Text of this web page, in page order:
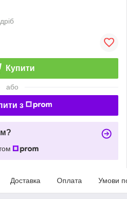
Купити
або
з
Доставка Оплата Умови